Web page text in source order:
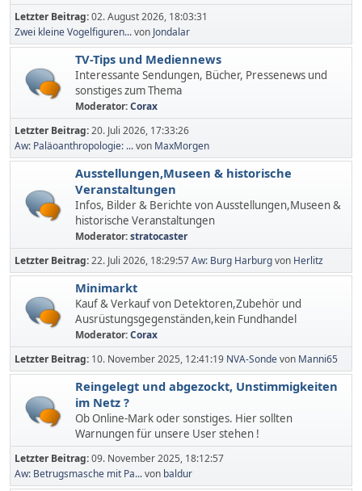
Letzter Beitrag:02. August 2026, 18:03:31
Zwei kleine Vogelfiguren...von Jondalar
TV-Tips und Mediennews
Interessante Sendungen, Bücher, Pressenews und
sonstiges zum Thema
Moderator:Corax
Letzter Beitrag:20. Juli 2026, 17:33:26
Aw: Paläoanthropologie: ...von MaxMorgen
Ausstellungen,Museen & historische
Veranstaltungen
Infos, Bilder & Berichte von Ausstellungen,Museen &
historische Veranstaltungen
Moderator:stratocaster
Letzter Beitrag:22. Juli 2026, 18:29:57Aw: Burg Harburgvon Herlitz
Minimarkt
Kauf & Verkauf von Detektoren,Zubehör und
Ausrüstungsgegenständen,kein Fundhandel
Moderator:Corax
Letzter Beitrag: 10. November 2025, 12:41:19 NVA-Sondevon Manni65
Reingelegt und abgezockt, Unstimmigkeiten
im Netz ?
Ob Online-Mark oder sonstiges. Hier sollten
Warnungen für unsere User stehen !
Letzter Beitrag:09. November 2025, 18:12:57
Aw: Betrugsmasche mit Pa...von baldur